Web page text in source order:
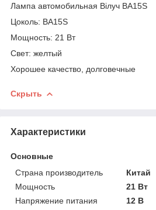
Лампа автомобильная Biлуч BA15S
Цоколь: BA15S
Мощность: 21 Вт
Свет: желтый
Хорошее качество, долговечные
Скрыть
Характеристики
Основные
Страна производитель
Китай
Мощность
21 Вт
Напряжение питания
12 В